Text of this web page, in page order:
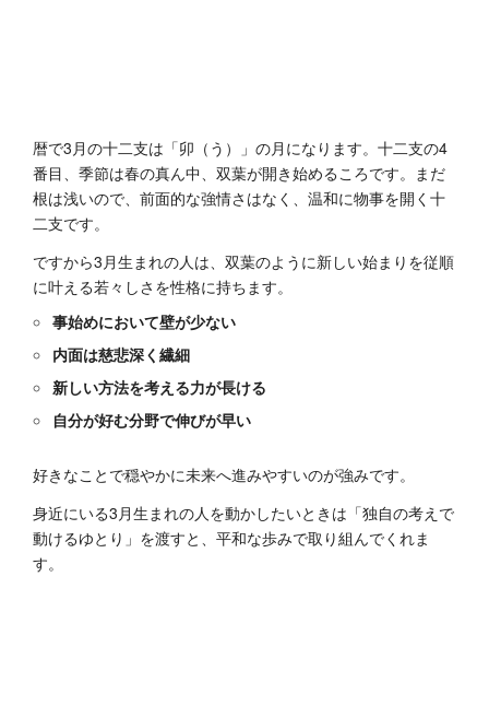
暦で3月の十二支は「卯（う）」の月になります。十二支の4
番目、季節は春の真ん中、双葉が開き始めるころです。まだ
根は浅いので、前面的な強情さはなく、温和に物事を開く十
二支です。
ですから3月生まれの人は、双葉のように新しい始まりを従順
に叶える若々しさを性格に持ちます。
事始めにおいて壁が少ない
内面は慈悲深く繊細
新しい方法を考える力が長ける
自分が好む分野で伸びが早い
好きなことで穏やかに未来へ進みやすいのが強みです。
身近にいる3月生まれの人を動かしたいときは「独自の考えで
動けるゆとり」を渡すと、平和な歩みで取り組んでくれま
す。